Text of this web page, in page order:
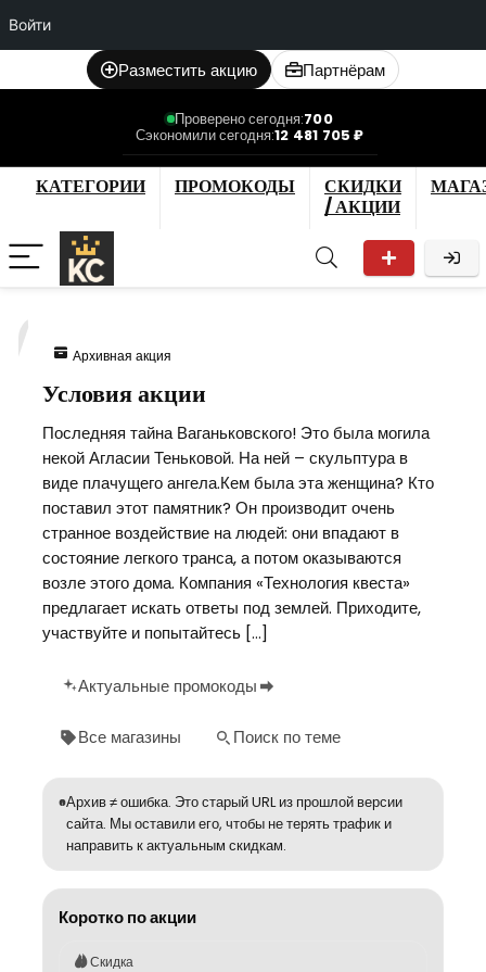
Войти
Разместить акцию Партнёрам
Проверено сегодня:700
Сэкономили сегодня:12 481 705 ₽
КАТЕГОРИИ ПРОМОКОДЫ
СКИДКИ
/ АКЦИИ
Архивная акция
Условия акции
Последняя тайна Ваганьковского! Это была могила
некой Агласии Теньковой. На ней – скульптура в
виде плачущего ангела.Кем была эта женщина? Кто
поставил этот памятник? Он производит очень
странное воздействие на людей: они впадают в
состояние легкого транса, а потом оказываются
возле этого дома. Компания «Технология квеста»
предлагает искать ответы под землей. Приходите,
участвуйте и попытайтесь […]
Актуальные промокоды
Все магазины Поиск по теме
Архив ≠ ошибка. Это старый URL из прошлой версии
сайта. Мы оставили его, чтобы не терять трафик и
направить к актуальным скидкам.
Коротко по акции
Скидка